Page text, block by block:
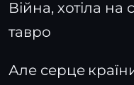
Війна, хотіла на
тавро
Але серце